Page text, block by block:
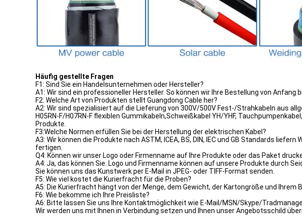
Häufig gestellte Fragen
F1: Sind Sie ein Handelsunternehmen oder Hersteller?
A1: Wir sind ein professioneller Hersteller. So können wir Ihre Bestellung von Anfang
F2: Welche Art von Produkten stellt Guangdong Cable her?
A2: Wir sind spezialisiert auf die Lieferung von 300V/500V Fest-/Strahkabeln aus
H05RN-F/H07RN-F flexiblen Gummikabeln,Schweißkabel YH/YHF,
Produkte.
F3:Welche Normen erfüllen Sie bei der Herstellung der elektrischen Kabel?
A3: Wir können die Produkte nach ASTM, ICEA, BS, DIN, IEC und GB Standards
fertigen.
Q4: Können wir unser Logo oder Firmenname auf Ihre Produkte oder das Paket
A4: Ja, das können Sie. Logo und Firmenname können auf unsere Produkte durch
Sie können uns das Kunstwerk per E-Mail in JPEG- oder TIFF-Format senden.
F5: Wie viel kostet die Kurierfracht für die Proben?
A5: Die Kurierfracht hängt von der Menge, dem Gewicht, der Kartongröße und Ihrem
F6: Wie bekomme ich Ihre Preisliste?
A6: Bitte lassen Sie uns Ihre Kontaktmöglichkeit wie E-Mail/MSN/Skype/
Wir werden uns mit Ihnen in Verbindung setzen und Ihnen unser Angebotsschild